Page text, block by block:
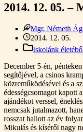
2014. 12. 05. –
Mgr. Németh
2014. 12. 05.
Iskolánk
December 5-én,
segítőjével, a csinos
közreműködésével és a
édességcsomagot kapott
ajándékot verssel,
nemcsak jutalmazott,
rosszat hallott az év
Mikulás és kísérői nagy